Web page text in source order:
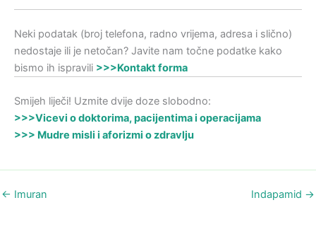
Neki podatak (broj telefona, radno vrijema, adresa i slično)
nedostaje ili je netočan? Javite nam točne podatke kako
bismo ih ispravili >>>Kontakt forma
Smijeh liječi! Uzmite dvije doze slobodno:
>>>Vicevi o doktorima, pacijentima i operacijama
>>> Mudre misli i aforizmi o zdravlju
← Imuran Indapamid →